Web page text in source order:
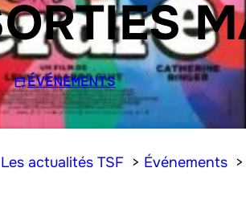
ÉVÉNEMENTS
Les actualités TSF Événements